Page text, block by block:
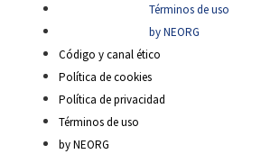
Términos de uso
by NEORG
Código y canal ético
Política de cookies
Política de privacidad
Términos de uso
by NEORG